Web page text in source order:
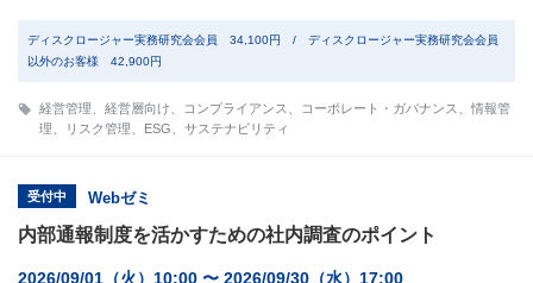
ディスクロージャー実務研究会会員 34,100円 / ディスクロージャー実務研究会会員
以外のお客様 42,900円
経営管理 経営層向け コンプライアンス コーポレート・ガバナンス
情報管
理
リスク管理 ESG サステナビリティ
受付中 Webゼミ
内部通報制度を活かすための社内調査のポイント
2026/09/01（火）10:00 〜 2026/09/30（水）17:00